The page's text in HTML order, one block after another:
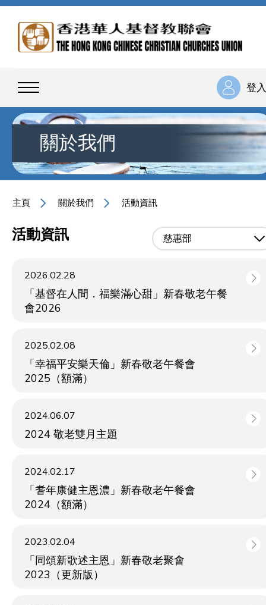
登入
關於我們
主頁 關於我們 活動資訊
活動資訊 慈惠部
2026.02.28
「基督在人間．福樂滿心甜」新春敬老午餐
會2026
2025.02.08
「幸福平安樂天倫」新春敬老午餐會
2025（額滿）
2024.06.07
2024 敬老雙月主題
2024.02.17
「耆年康健主恩濃」新春敬老午餐會
2024（額滿）
2023.02.04
「同頌新歌述主恩」新春敬老聚會
2023（更新版）